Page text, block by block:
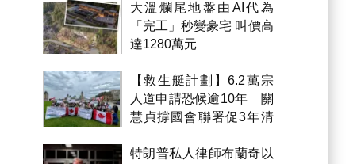
大溫爛尾地盤由AI代為
「完工」秒變豪宅 叫價高
達1280萬元
【救生艇計劃】6.2萬宗
人道申請恐候逾10年 關
慧貞撐國會聯署促3年清
特朗普私人律師布蘭奇以